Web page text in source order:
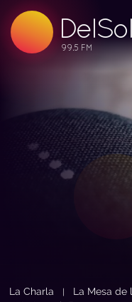
DelSol
99.5 FM
99.5 FM
99.5 FM
La Charla La Mesa de